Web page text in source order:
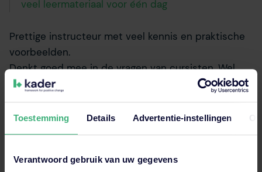
Toestemming Details Advertentie-instellingen
Verantwoord gebruik van uw gegevens
veel leermateriaal voor één dag
Prettige instructeur met veel kennis en praktische
voorbeelden.
Denkt goed mee in de vragen van cursisten. Wel
veel lesmateriaal voor 1 dag,
Peter, 14 september 2021, Ministerie van Defensie